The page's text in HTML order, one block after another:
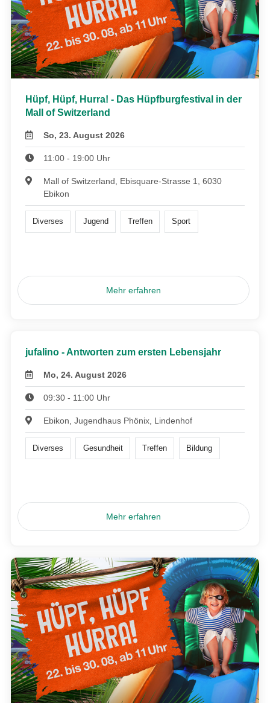
Hüpf, Hüpf, Hurra! - Das Hüpfburgfestival in der
Mall of Switzerland
So, 23. August 2026
11:00 - 19:00 Uhr
Mall of Switzerland, Ebisquare-Strasse 1, 6030
Ebikon
Diverses Jugend Treffen Sport
Mehr erfahren
jufalino - Antworten zum ersten Lebensjahr
Mo, 24. August 2026
09:30 - 11:00 Uhr
Ebikon, Jugendhaus Phönix, Lindenhof
Diverses Gesundheit Treffen Bildung
Mehr erfahren